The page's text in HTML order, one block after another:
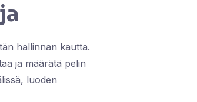
hallinnan kautta.
ja määrätä pelin
luoden